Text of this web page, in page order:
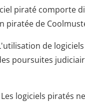
piraté comporte
piratée de
de
poursuites
Les logiciels piratés